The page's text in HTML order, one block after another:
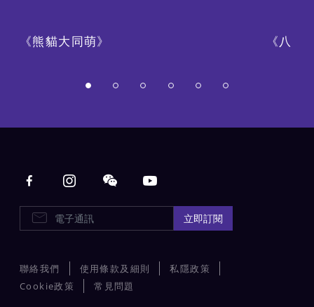
《熊貓大同萌》 《八・
Main navigation
E-Newsletters 立即訂閱
聯絡我們 使用條款及細則
私隱政策
Cookie政策
常見問題